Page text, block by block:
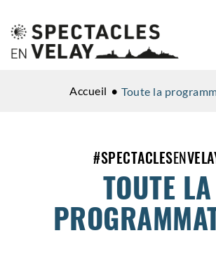
Accueil Toute la
#SPECTACLESEN
TOUTE LA